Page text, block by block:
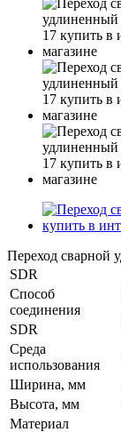
Переход сварной
SDR
Способ
соединения
SDR
Среда
использования
Ширина, мм
Высота, мм
Материал